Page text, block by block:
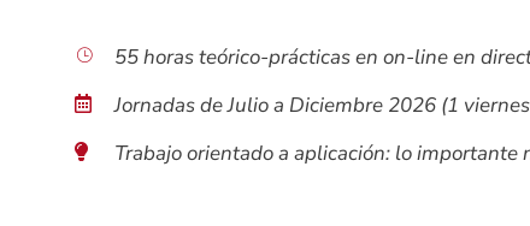
55 horas teórico-prácticas en on-line en
Jornadas de Julio a Diciembre 2026 (1
Trabajo orientado a aplicación: lo importante